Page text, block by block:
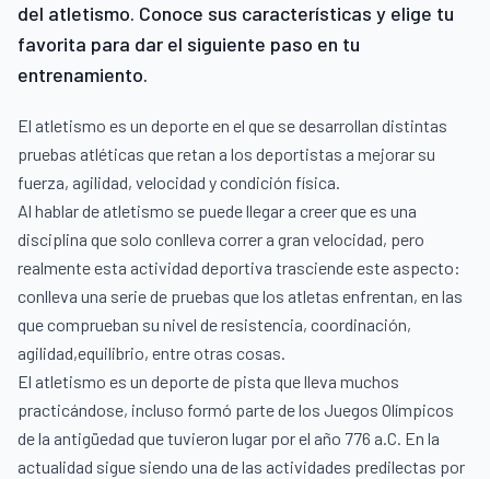
del atletismo. Conoce sus características y elige tu
favorita para dar el siguiente paso en tu
entrenamiento.
El atletismo es un deporte en el que se desarrollan distintas
pruebas atléticas que retan a los deportistas a mejorar su
fuerza, agilidad, velocidad y condición física.
Al hablar de atletismo se puede llegar a creer que es una
disciplina que solo conlleva correr a gran velocidad, pero
realmente esta actividad deportiva trasciende este aspecto:
conlleva una serie de pruebas que los atletas enfrentan, en las
que comprueban su nivel de resistencia, coordinación,
agilidad,equilibrio, entre otras cosas.
El atletismo es un deporte de pista que lleva muchos
practicándose, incluso formó parte de los Juegos Olímpicos
de la antigüedad que tuvieron lugar por el año 776 a.C. En la
actualidad sigue siendo una de las actividades predilectas por